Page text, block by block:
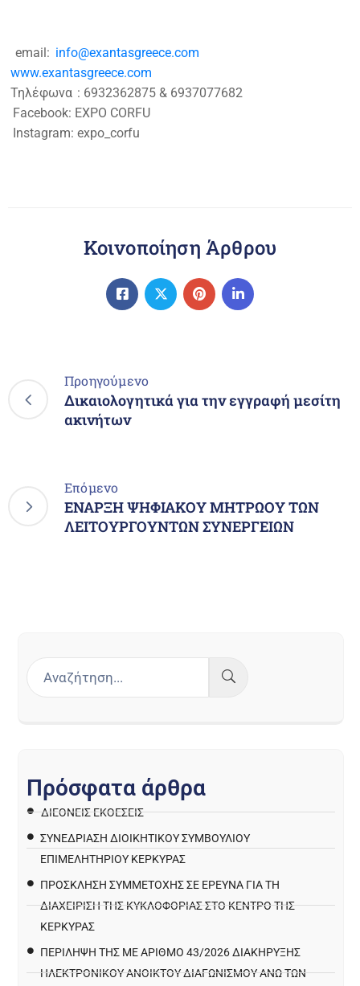
email: info@exantasgreece.com
www.exantasgreece.com
Τηλέφωνα : 6932362875 & 6937077682
Facebook: EXPO CORFU
Instagram: expo_corfu
Κοινοποίηση Άρθρου
Προηγούμενο
Δικαιολογητικά για την εγγραφή μεσίτη
ακινήτων
Επόμενο
ΕΝΑΡΞΗ ΨΗΦΙΑΚΟΥ ΜΗΤΡΩΟΥ ΤΩΝ
ΛΕΙΤΟΥΡΓΟΥΝΤΩΝ ΣΥΝΕΡΓΕΙΩΝ
Πρόσφατα άρθρα
ΔΙΕΘΝΕΙΣ ΕΚΘΕΣΕΙΣ
ΣΥΝΕΔΡΙΑΣΗ ΔΙΟΙΚΗΤΙΚΟΥ ΣΥΜΒΟΥΛΙΟΥ
ΕΠΙΜΕΛΗΤΗΡΙΟΥ ΚΕΡΚΥΡΑΣ
ΠΡΌΣΚΛΗΣΗ ΣΥΜΜΕΤΟΧΉΣ ΣΕ ΈΡΕΥΝΑ ΓΙΑ ΤΗ
ΔΙΑΧΕΊΡΙΣΗ ΤΗΣ ΚΥΚΛΟΦΟΡΊΑΣ ΣΤΟ ΚΈΝΤΡΟ ΤΗΣ
ΚΈΡΚΥΡΑΣ
ΠΕΡΙΛΗΨΗ ΤΗΣ ΜΕ ΑΡΙΘΜΟ 43/2026 ΔΙΑΚΗΡΥΞΗΣ
ΗΛΕΚΤΡΟΝΙΚΟΥ ΑΝΟΙΚΤΟΥ ΔΙΑΓΩΝΙΣΜΟΥ ΑΝΩ ΤΩΝ